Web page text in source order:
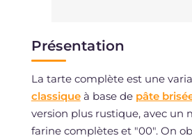
Présentation
La tarte complète est une
classiqueà base de pâte
version plus rustique, avec un
farine complètes et "00". On